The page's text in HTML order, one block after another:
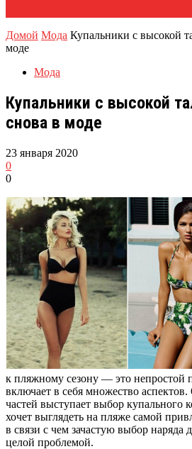
Домой Мода Купальники с высокой
моде
Мода
Купальники с высокой
снова в моде
23 января 2020
0
0
к пляжному сезону — это непростой
включает в себя множество
частей выступает выбор купального
хочет выглядеть на пляже самой
в связи с чем зачастую выбор наряда
целой проблемой.